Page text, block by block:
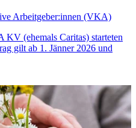
Arbeitgeber:innen (VKA)
(ehemals Caritas) starteten
gilt ab 1. Jänner 2026 und